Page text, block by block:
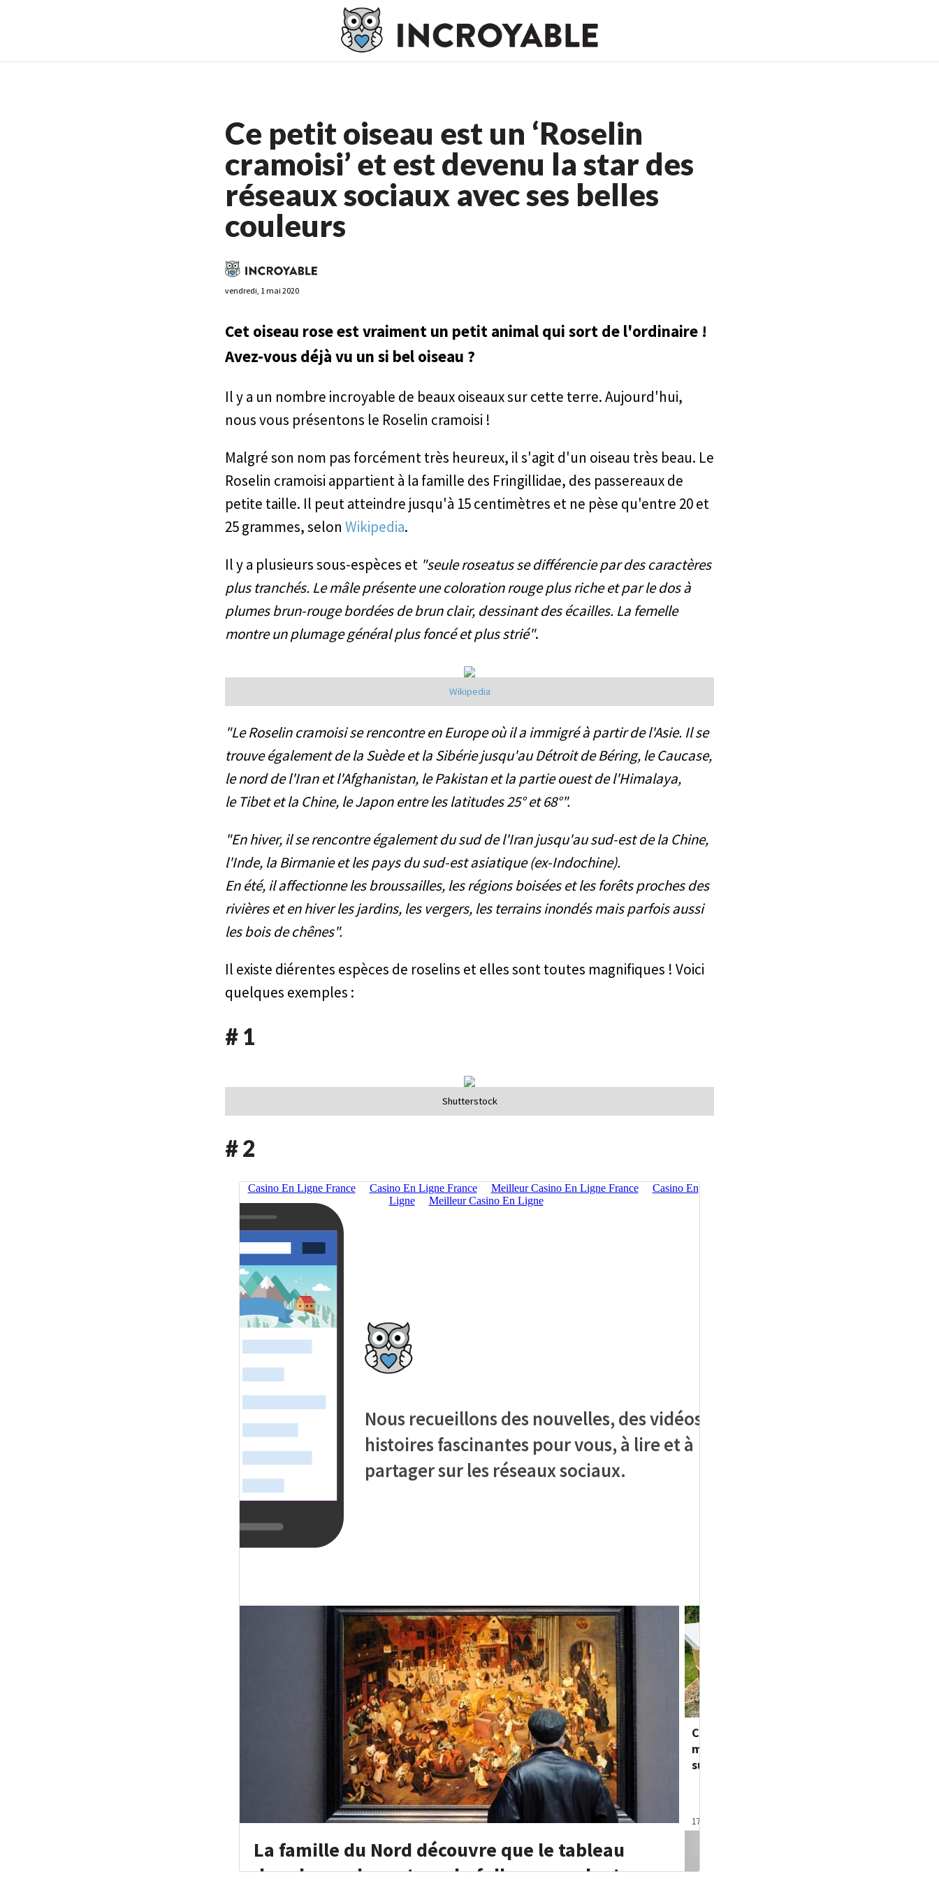
Casino En Ligne France
Ce petit oiseau est un ‘Roselin
cramoisi’ et est devenu la star des
réseaux sociaux avec ses belles
couleurs
vendredi, 1 mai 2020
Cet oiseau rose est vraiment un petit animal qui sort de l'ordinaire !
Avez-vous déjà vu un si bel oiseau ?
Il y a un nombre incroyable de beaux oiseaux sur cette terre. Aujourd'hui,
nous vous présentons le Roselin cramoisi !
Malgré son nom pas forcément très heureux, il s'agit d'un oiseau très beau. Le
Roselin cramoisi appartient à la famille des Fringillidae, des passereaux de
petite taille. Il peut atteindre jusqu'à 15 centimètres et ne pèse qu'entre 20 et
25 grammes, selon Wikipedia.
Il y a plusieurs sous-espèces et "seule roseatus se différencie par des caractères
plus tranchés. Le mâle présente une coloration rouge plus riche et par le dos à
plumes brun-rouge bordées de brun clair, dessinant des écailles. La femelle
montre un plumage général plus foncé et plus strié".
Wikipedia
"Le Roselin cramoisi se rencontre en Europe où il a immigré à partir de l'Asie. Il se
trouve également de la Suède et la Sibérie jusqu'au Détroit de Béring, le Caucase,
le nord de l'Iran et l'Afghanistan, le Pakistan et la partie ouest de l'Himalaya,
le Tibet et la Chine, le Japon entre les latitudes 25° et 68°".
"En hiver, il se rencontre également du sud de l'Iran jusqu'au sud-est de la Chine,
l'Inde, la Birmanie et les pays du sud-est asiatique (ex-Indochine).
En été, il affectionne les broussailles, les régions boisées et les forêts proches des
rivières et en hiver les jardins, les vergers, les terrains inondés mais parfois aussi
les bois de chênes".
Il existe différentes espèces de roselins et elles sont toutes magnifiques ! Voici
quelques exemples :
# 1
Shutterstock
# 2